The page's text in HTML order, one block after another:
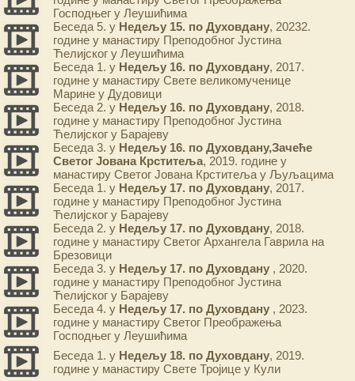
Господњег у Леушићима
Беседа 5. у Недељу 15. по Духовдану, 20232.
године у манастиру Преподобног Јустина
Ћелијског у Леушићима
Беседа 1. у Недељу 16. по Духовдану, 2017.
године у манастиру Свете великомученице
Марине у Дудовици
Беседа 2. у Недељу 16. по Духовдану, 2018.
године у манастиру Преподобног Јустина
Ћелијског у Барајеву
Беседа 3. у Недељу 16. по Духовдану,Зачеће
Светог Јована Крститеља, 2019. године у
манастиру Светог Јована Крститеља у Љуљацима
Беседа 1. у Недељу 17. по Духовдану, 2017.
године у манастиру Преподобног Јустина
Ћелијског у Барајеву
Беседа 2. у Недељу 17. по Духовдану, 2018.
године у манастиру Светог Архангела Гаврила на
Брезовици
Беседа 3. у Недељу 17. по Духовдану , 2020.
године у манастиру Преподобног Јустина
Ћелијског у Барајеву
Беседа 4. у Недељу 17. по Духовдану , 2023.
године у манастиру Светог Преображења
Господњег у Леушићима
Беседа 1. у Недељу 18. по Духовдану, 2019.
године у манастиру Свете Тројице у Кули